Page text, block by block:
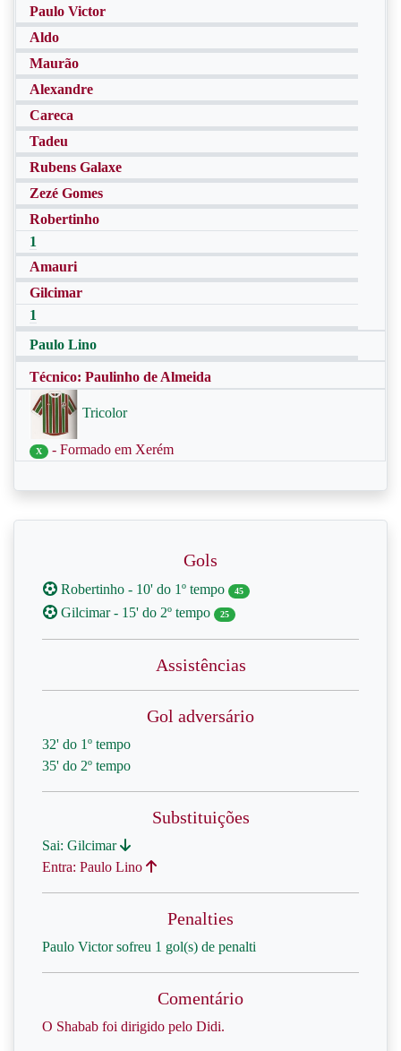
Paulo Victor
Aldo
Maurão
Alexandre
Careca
Tadeu
Rubens Galaxe
Zezé Gomes
Robertinho
1
Amauri
Gilcimar
1
Paulo Lino
Técnico: Paulinho de Almeida
Tricolor
X - Formado em Xerém
Gols
Robertinho - 10' do 1º tempo 45
Gilcimar - 15' do 2º tempo 25
Assistências
Gol adversário
32' do 1º tempo
35' do 2º tempo
Substituições
Sai: Gilcimar
Entra: Paulo Lino
Penalties
Paulo Victor sofreu 1 gol(s) de penalti
Comentário
O Shabab foi dirigido pelo Didi.